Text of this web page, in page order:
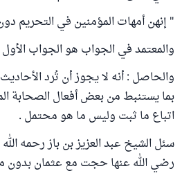
" إنهن أمهات المؤمنين في التحريم
والمعتمد في الجواب هو الجواب
والحاصل : أنه لا يجوز أن تُرد
بما يستنبط من بعض أفعال الصحابة
اتباع ما ثبت وليس ما هو محتمل .
سئل الشيخ عبد العزيز بن باز رحمه
رضي الله عنها حجت مع عثمان بدون